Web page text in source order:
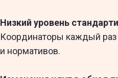
Низкий уровень
Координаторы каждый раз
и нормативов.